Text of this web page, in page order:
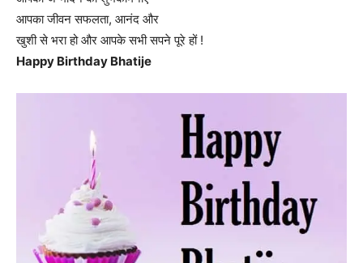
आपका जीवन सफलता, आनंद और
खुशी से भरा हो और आपके सभी सपने पूरे हों !
Happy Birthday Bhatije